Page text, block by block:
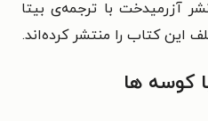
آزرمیدخت با ترجمه‌ی بیتا
این کتاب را منتشر کرده‌اند.
کوسه ها